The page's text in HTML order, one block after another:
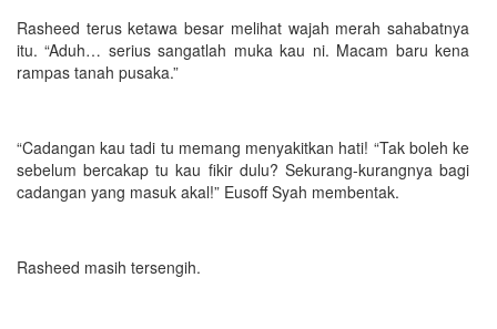
Rasheed terus ketawa besar melihat wajah merah sahabatnya
itu. “Aduh… serius sangatlah muka kau ni. Macam baru kena
rampas tanah pusaka.”
“Cadangan kau tadi tu memang menyakitkan hati! “Tak boleh ke
sebelum bercakap tu kau fikir dulu? Sekurang-kurangnya bagi
cadangan yang masuk akal!” Eusoff Syah membentak.
Rasheed masih tersengih.